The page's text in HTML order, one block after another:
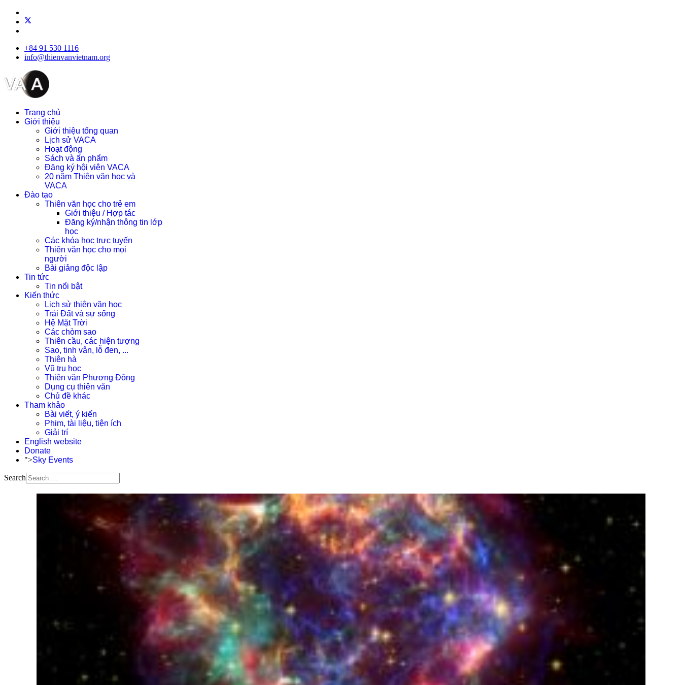
+84 91 530 1116
info@thienvanvietnam.org
Trang chủ
Giới thiệu
Giới thiệu tổng quan
Lịch sử VACA
Hoạt động
Sách và ấn phẩm
Đăng ký hội viên VACA
20 năm Thiên văn học và
VACA
Đào tạo
Thiên văn học cho trẻ em
Giới thiệu / Hợp tác
Đăng ký/nhận thông tin lớp
học
Các khóa học trực tuyến
Thiên văn học cho mọi
người
Bài giảng độc lập
Tin tức
Tin nổi bật
Kiến thức
Lịch sử thiên văn học
Trái Đất và sự sống
Hệ Mặt Trời
Các chòm sao
Thiên cầu, các hiện tượng
Sao, tinh vân, lỗ đen, ...
Thiên hà
Vũ trụ học
Thiên văn Phương Đông
Dụng cụ thiên văn
Chủ đề khác
Tham khảo
Bài viết, ý kiến
Phim, tài liệu, tiện ích
Giải trí
English website
Donate
">Sky Events
Search